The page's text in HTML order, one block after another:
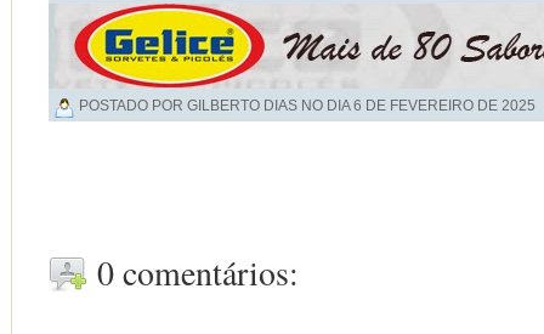
POSTADO POR GILBERTO DIAS NO DIA6 DE FEVEREIRO DE 2025
0 comentários: